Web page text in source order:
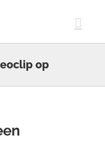
op